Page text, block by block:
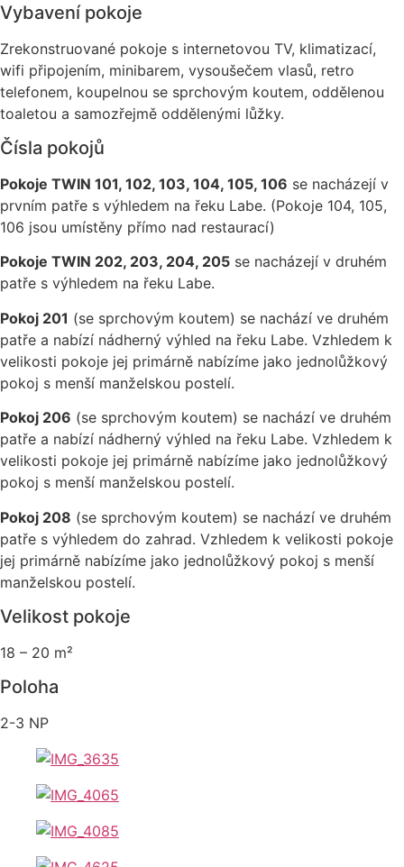
Vybavení pokoje
Zrekonstruované pokoje s internetovou TV, klimatizací,
wifi připojením, minibarem, vysoušečem vlasů, retro
telefonem, koupelnou se sprchovým koutem, oddělenou
toaletou a samozřejmě oddělenými lůžky.
Čísla pokojů
Pokoje TWIN 101, 102, 103, 104, 105, 106 se nacházejí v
prvním patře s výhledem na řeku Labe. (Pokoje 104, 105,
106 jsou umístěny přímo nad restaurací)
Pokoje TWIN 202, 203, 204, 205 se nacházejí v druhém
patře s výhledem na řeku Labe.
Pokoj 201 (se sprchovým koutem) se nachází ve druhém
patře a nabízí nádherný výhled na řeku Labe. Vzhledem k
velikosti pokoje jej primárně nabízíme jako jednolůžkový
pokoj s menší manželskou postelí.
Pokoj 206 (se sprchovým koutem) se nachází ve druhém
patře a nabízí nádherný výhled na řeku Labe. Vzhledem k
velikosti pokoje jej primárně nabízíme jako jednolůžkový
pokoj s menší manželskou postelí.
Pokoj 208 (se sprchovým koutem) se nachází ve druhém
patře s výhledem do zahrad. Vzhledem k velikosti pokoje
jej primárně nabízíme jako jednolůžkový pokoj s menší
manželskou postelí.
Velikost pokoje
18 – 20 m²
Poloha
2-3 NP